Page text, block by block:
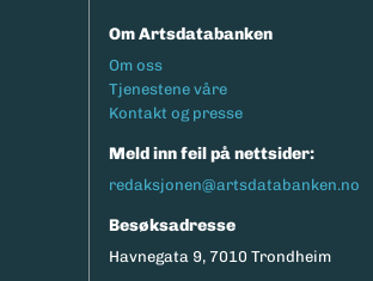
Om Artsdatabanken
Footermeny
Om oss
Tjenestene våre
Kontakt og presse
Meld inn feil på nettsider:
redaksjonen@artsdatabanken.no
Besøksadresse
Havnegata 9, 7010 Trondheim